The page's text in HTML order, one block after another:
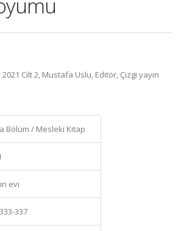
Cilt 2, Mustafa Uslu, Editör, Çizgi yayın
Bölüm / Mesleki Kitap
evi
337